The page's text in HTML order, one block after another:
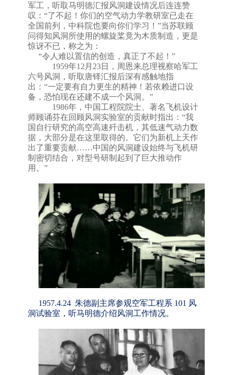
军工，听取马明德汇报风洞建设情况后连连赞
叹 ： “了不起！你们的空气动力学教研室已走在
全国前列，中科院也要向你们学习！ ”当苏联顾
问得知风洞所使用的螺旋桨竟为木质制造，更是
惊讶不已，称之为 ：
“令人难以置信的创造，真正了不起！ ”
1959年12 月 23日 ， 周恩来总理视察哈军工
六号风洞，听取唐铎汇报后深有感触地指
出 ： “一定要有自力更生的精神！若依赖进口设
备，恐怕现在还建不成一个风洞。 ”
1986年，中国工程院院士、著名飞机设计
师顾诵芬在回顾风洞实验室的贡献时指出： “我
国自行研究的高空高速歼击机，其低速气动力数
据，大部分是在这里取得的。它们为新机上天作
出了重要贡献……中国的风洞建设始终与飞机研
制密切结合，对型号研制起到了巨大推动作
用。 ”
1957.4.24 朱德副主席参观空军工程系 101 风
洞试验室，听马明德介绍风洞工作情况。